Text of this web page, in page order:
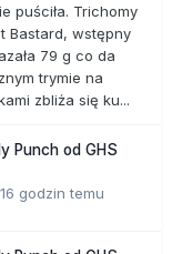
puściła. Trichomy
Bastard, wstępny
79 g co da
trymie na
zbliża się ku...
Punch od GHS
16 godzin temu